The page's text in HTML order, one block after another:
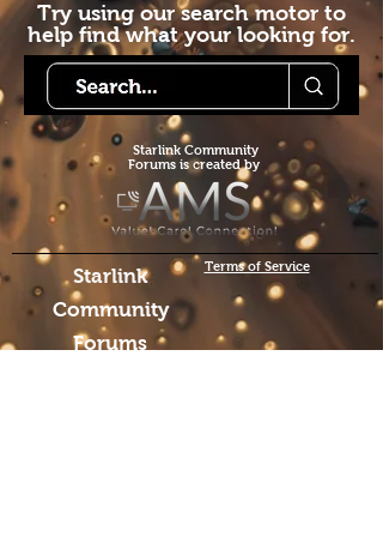
Try using our search motor to
help find what your looking for.
Starlink Community
Forums is created by
Starlink
Community
Forums
Terms of Service